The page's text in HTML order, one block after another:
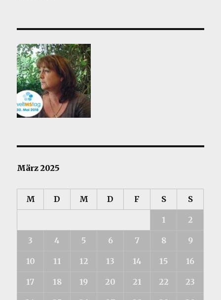
März 2025
M D M D F S S
1 2
3 4 5 6 7 8 9
10 11 12 13 14 15 16
17 18 19 20 21 22 23